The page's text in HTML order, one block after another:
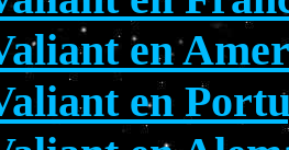
en
en